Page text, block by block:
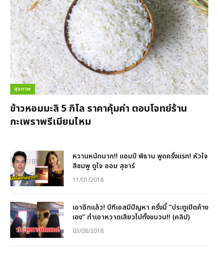
สุขภาพ
ข้าวหอมมะลิ 5 กิโล ราคาคุ้มค่า ตอบโจทย์ร้าน
กะเพราพรีเมียมไหม
หวานหนักมาก!! แอมป์ พิธาน พูดครั้งแรก! หัวใจ
สีชมพู ดูใจ ออม สุชาร์
11/01/2018
เอาอีกแล้ว! บีทีเอสมีปัญหา ครั้งนี้ “ประตูเปิดค้าง
เอง” ทำเอาหวาดเสียวไปทั้งขบวน!! (คลิป)
03/08/2018